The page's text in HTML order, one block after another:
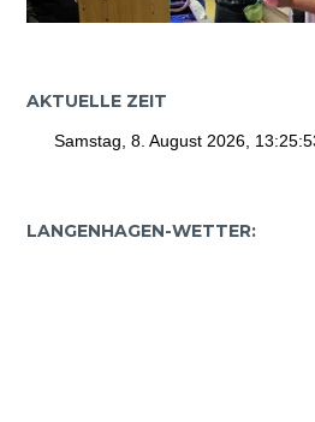
AKTUELLE ZEIT
LANGENHAGEN-WETTER: